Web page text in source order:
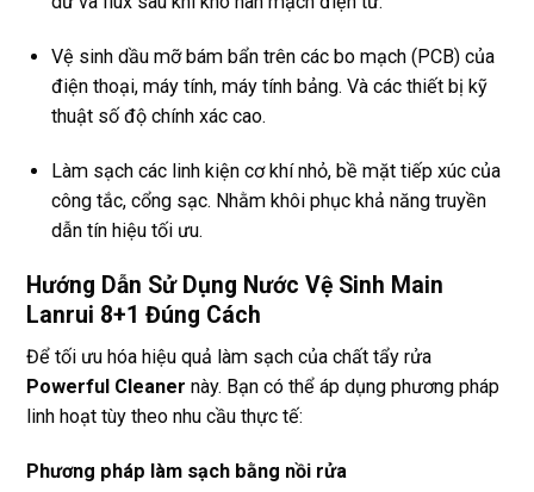
Vệ sinh dầu mỡ bám bẩn trên các bo mạch (PCB) của
điện thoại, máy tính, máy tính bảng. Và các thiết bị kỹ
thuật số độ chính xác cao.
Làm sạch các linh kiện cơ khí nhỏ, bề mặt tiếp xúc của
công tắc, cổng sạc. Nhằm khôi phục khả năng truyền
dẫn tín hiệu tối ưu.
Hướng Dẫn Sử Dụng Nước Vệ Sinh Main
Lanrui 8+1 Đúng Cách
Để tối ưu hóa hiệu quả làm sạch của chất tẩy rửa
Powerful Cleaner này. Bạn có thể áp dụng phương pháp
linh hoạt tùy theo nhu cầu thực tế:
Phương pháp làm sạch bằng nồi rửa